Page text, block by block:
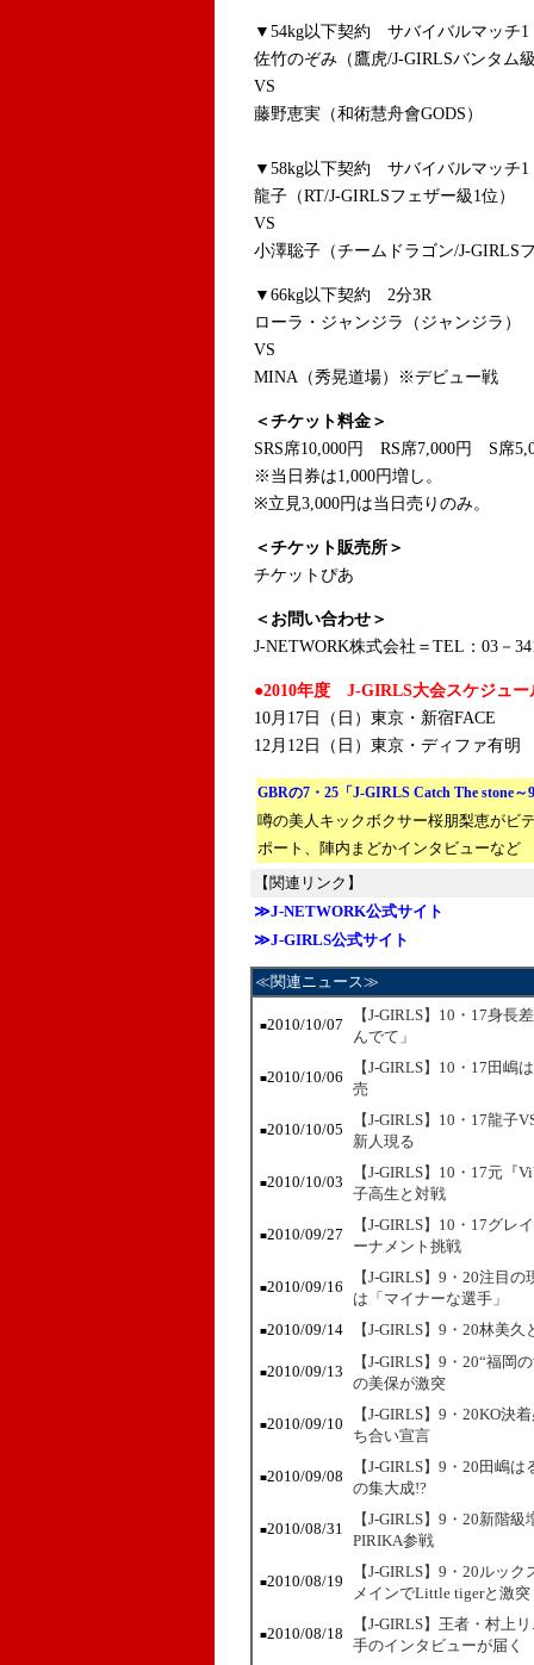
▼54kg以下契約 サバイバルマッチ1
佐竹のぞみ（鷹虎/J-GIRLSバンタム
VS
藤野恵実（和術慧舟會GODS）
▼58kg以下契約 サバイバルマッチ1
龍子（RT/J-GIRLSフェザー級1位）
VS
小澤聡子（チームドラゴン/J-GIRLS
▼66kg以下契約 2分3R
ローラ・ジャンジラ（ジャンジラ）
VS
MINA（秀晃道場）※デビュー戦
＜チケット料金＞
SRS席10,000円 RS席7,000円 S席
※当日券は1,000円増し。
※立見3,000円は当日売りのみ。
＜チケット販売所＞
チケットぴあ
＜お問い合わせ＞
J-NETWORK株式会社＝TEL：03－
●2010年度 J-GIRLS大会スケジュー
10月17日（日）東京・新宿FACE
12月12日（日）東京・ディファ有明
GBRの7・25「J-GIRLS Catch The stone～
噂の美人キックボクサー桜朋梨恵がビ
ポート、陣内まどかインタビューなど
【関連リンク】
≫J-NETWORK公式サイト
≫J-GIRLS公式サイト
≪関連ニュース≫
■2010/10/07
【J-GIRLS】10・17身長
んでて」
■2010/10/06
【J-GIRLS】10・17田
売
■2010/10/05
【J-GIRLS】10・17龍子
新人現る
■2010/10/03
【J-GIRLS】10・17元
子高生と対戦
■2010/09/27
【J-GIRLS】10・17グ
ーナメント挑戦
■2010/09/16
【J-GIRLS】9・20注目
は「マイナーな選手」
■2010/09/14 【J-GIRLS】9・20林美
■2010/09/13
【J-GIRLS】9・20“福岡
の美保が激突
■2010/09/10
【J-GIRLS】9・20KO決
ち合い宣言
■2010/09/08
【J-GIRLS】9・20田嶋
の集大成!?
■2010/08/31
【J-GIRLS】9・20新階
PIRIKA参戦
■2010/08/19
【J-GIRLS】9・20ルッ
メインでLittle tigerと激突
■2010/08/18
【J-GIRLS】王者・村上
手のインタビューが届く